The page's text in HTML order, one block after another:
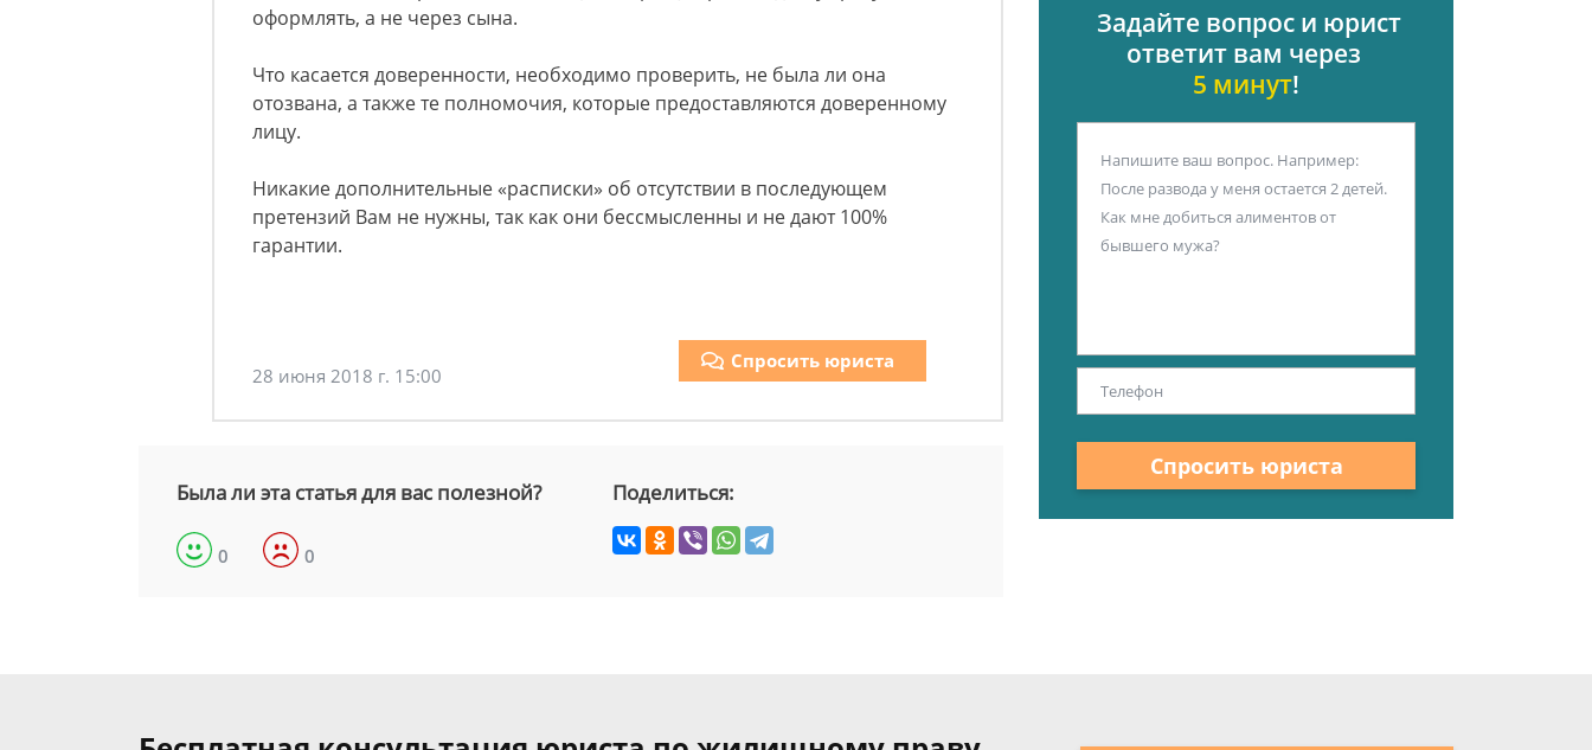
оформлять, а не через сына.
Что касается доверенности, необходимо проверить, не была ли она
отозвана, а также те полномочия, которые предоставляются доверенному
лицу.
Никакие дополнительные «расписки» об отсутствии в последующем
претензий Вам не нужны, так как они бессмысленны и не дают 100%
гарантии.
28 июня 2018 г. 15:00
Спросить юриста
Была ли эта статья для вас полезной?
0 0
Поделиться:
Задайте вопрос и юрист
ответит вам через
5 минут!
Спросить юриста